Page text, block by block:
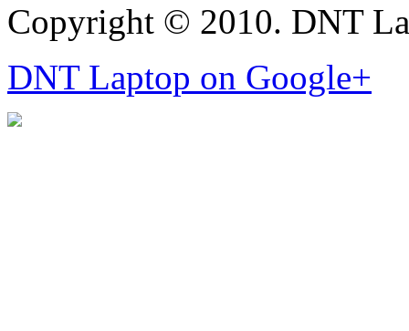
Copyright © 2010. DNT
DNT Laptop on Google+